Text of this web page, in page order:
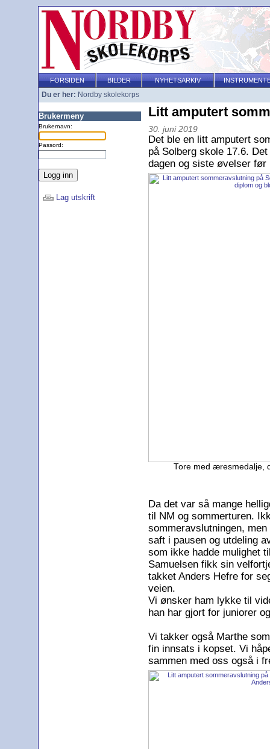
FORSIDEN BILDER NYHETSARKIV
Du er her: Nordby skolekorps
Brukermeny
Brukernavn:
Passord:
Lag utskrift
Litt amputert
30. juni 2019
Det ble en litt amputert
på Solberg skole 17.6.
dagen og siste øvelser
Tore med æresmedalje,
Da det var så mange
til NM og sommerturen.
sommeravslutningen,
saft i pausen og utdeling
som ikke hadde mulighet
Samuelsen fikk sin
takket Anders Hefre for
veien.
Vi ønsker ham lykke til
han har gjort for juniorer
Vi takker også Marthe
fin innsats i kopset. Vi
sammen med oss også i